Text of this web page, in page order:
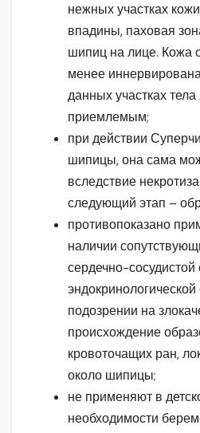
нежных участках
впадины, паховая
шипиц на лице. Кожа
менее
данных участках тела
приемлемым;
при действии
шипицы, она сама
вследствие
следующий этап –
противопоказано
наличии
сердечно-
подозрении на
происхождение
кровоточащих ран,
около шипицы;
не применяют в
необходимости